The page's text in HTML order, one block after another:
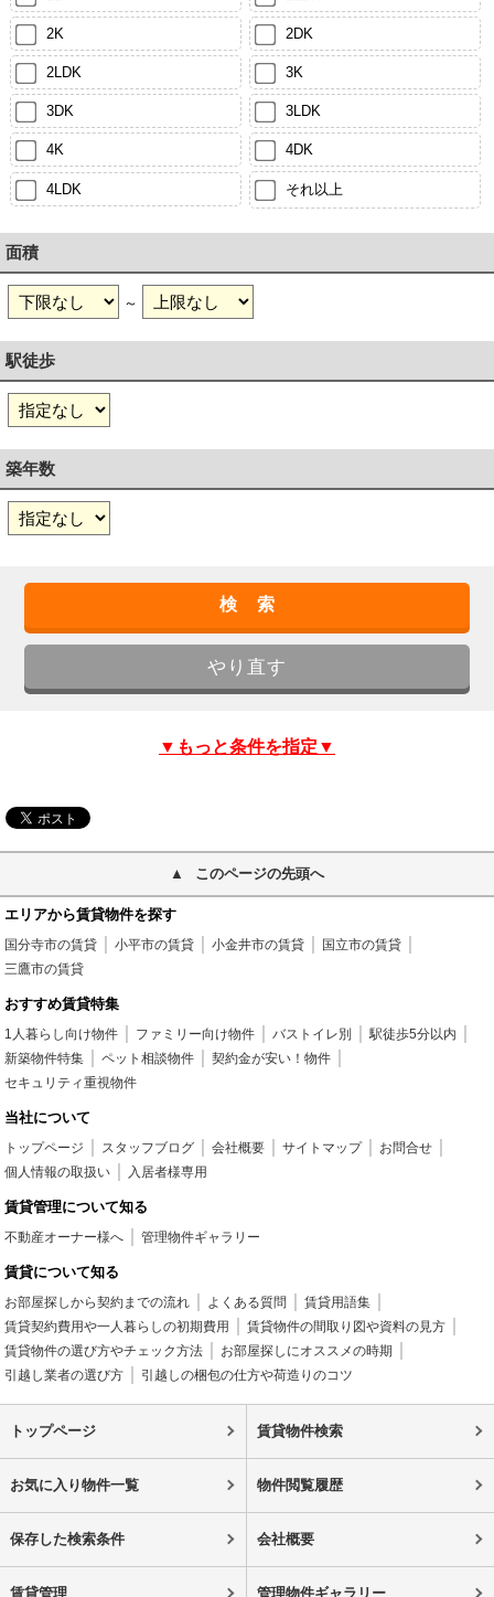
2K 2DK
2LDK 3K
3DK 3LDK
4K 4DK
4LDK それ以上
面積
～
駅徒歩
築年数
▼もっと条件を指定▼
このページの先頭へ
エリアから賃貸物件を探す
国分寺市の賃貸 小平市の賃貸 小金井市の賃貸
国立市の賃貸
三鷹市の賃貸
おすすめ賃貸特集
1人暮らし向け物件 ファミリー向け物件 バストイレ別
駅徒歩5分以内
新築物件特集
ペット相談物件
契約金が安い！物件
セキュリティ重視物件
当社について
トップページ スタッフブログ 会社概要 サイトマップ
お問合せ
個人情報の取扱い
入居者様専用
賃貸管理について知る
不動産オーナー様へ 管理物件ギャラリー
賃貸について知る
お部屋探しから契約までの流れ よくある質問
賃貸用語集
賃貸契約費用や一人暮らしの初期費用
賃貸物件の間取り図や資料の見方
賃貸物件の選び方やチェック方法
お部屋探しにオススメの時期
引越し業者の選び方
引越しの梱包の仕方や荷造りのコツ
トップページ 賃貸物件検索
お気に入り物件一覧 物件閲覧履歴
保存した検索条件 会社概要
賃貸管理 管理物件ギャラリー